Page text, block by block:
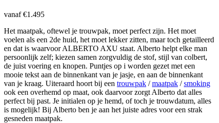
vanaf €1.495
Het maatpak, oftewel je trouwpak, moet perfect zijn. Het moet
voelen als een 2de huid, het moet lekker zitten, maar toch getailleerd
en dat is waarvoor ALBERTO AXU staat. Alberto helpt elke man
persoonlijk zelf; kiezen samen zorgvuldig de stof, stijl van colbert,
de juist voering en knopen. Puntjes op i worden gezet met een
mooie tekst aan de binnenkant van je jasje, en aan de binnenkant
van je kraag. Uiteraard hoort bij een trouwpak /maatpak /smoking
ook een overhemd op maat, ook daarvoor zorgt Alberto dat alles
perfect bij past. Je initialen op je hemd, of toch je trouwdatum, alles
is mogelijk! Bij Alberto ben je aan het juiste adres voor een strak
gesneden maatpak.